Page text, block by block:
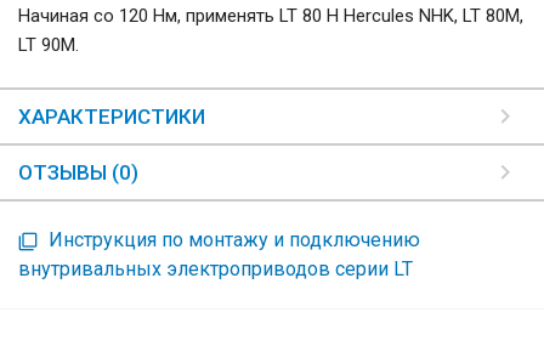
Начиная со 120 Нм, применять LT 80 H Hercules NHK, LT 80M,
LT 90M.
ХАРАКТЕРИСТИКИ
ОТЗЫВЫ (0)
Инструкция по монтажу и подключению
внутривальных электроприводов серии LT